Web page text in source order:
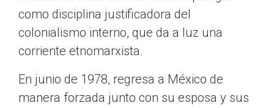
como disciplina justificadora del
colonialismo interno, que da a luz una
corriente etnomarxista.
En junio de 1978, regresa a México de
manera forzada junto con su esposa y sus